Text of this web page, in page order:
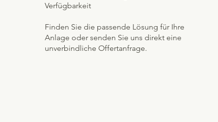
Verfügbarkeit
Finden Sie die passende Lösung für Ihre
Anlage oder senden Sie uns direkt eine
unverbindliche Offertanfrage.